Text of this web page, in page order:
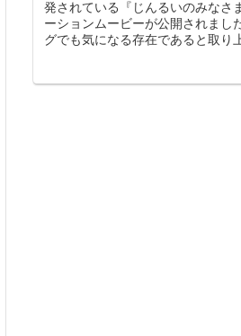
発されている『じんるいのみなさ
ーションムービーが公開されまし
グでも気になる存在であると取り